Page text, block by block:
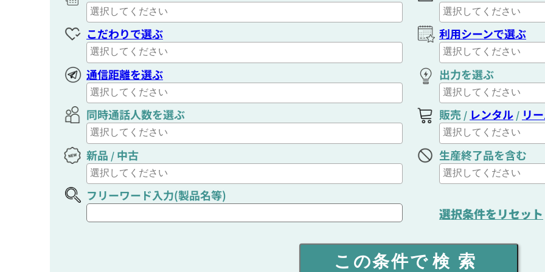
こだわりで選ぶ 利用シーンで選ぶ
通信距離を選ぶ 出力を選ぶ
同時通話人数を選ぶ 販売 / レンタル / リ
新品 / 中古 生産終了品を含む
フリーワード入力(製品名等)
選択条件をリセット
この条件で 検索